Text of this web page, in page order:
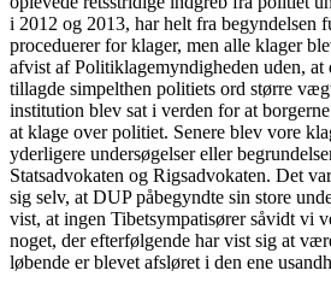
i 2012 og 2013, har helt fra begyndelsen
proceduerer for klager, men alle klager
afvist af Politiklagemyndigheden uden,
tillagde simpelthen politiets ord større
institution blev sat i verden for at
at klage over politiet. Senere blev vore
yderligere undersøgelser eller
Statsadvokaten og Rigsadvokaten. Det
sig selv, at DUP påbegyndte sin store
vist, at ingen Tibetsympatisører såvidt vi
noget, der efterfølgende har vist sig at
løbende er blevet afsløret i den ene